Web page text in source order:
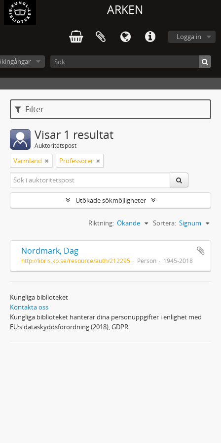
ARKEN
Logga in
Filter
Visar 1 resultat
Auktoritetspost
Värmland Professorer
Utökade sökmöjligheter
Sortera: Signum
Riktning: Ökande
Nordmark, Dag
http://libris.kb.se/resource/auth/212295 Person 1945-2018
Kungliga biblioteket
Kontakta oss
Kungliga biblioteket hanterar dina personuppgifter i enlighet med
EU:s dataskyddsförordning (2018), GDPR.